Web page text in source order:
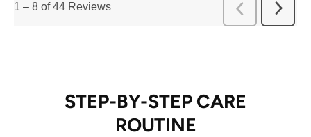
1 – 8 of 44 Reviews
Previous
Reviews
Next
STEP-BY-STEP CARE
ROUTINE